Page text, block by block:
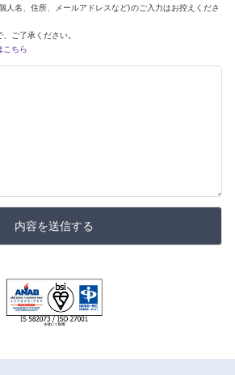
人名、住所、メールアドレスなど)のご入力はお控えくださ
ご了承ください。
こちら
内容を送信する